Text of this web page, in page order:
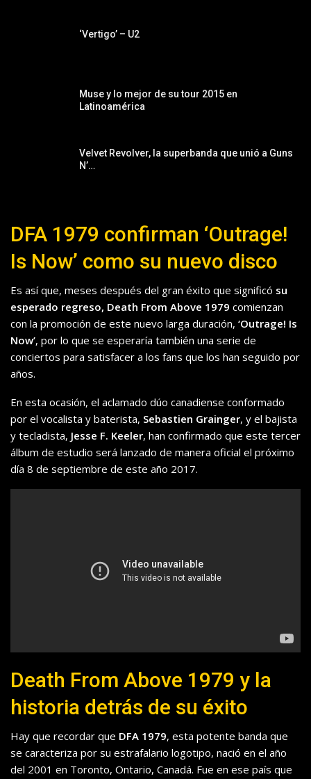
‘Vertigo’ – U2
Muse y lo mejor de su tour 2015 en
Latinoamérica
Velvet Revolver, la superbanda que unió a Guns
N’…
DFA 1979 confirman ‘Outrage!
Is Now’ como su nuevo disco
Es así que, meses después del gran éxito que significó su
esperado regreso, Death From Above 1979 comienzan
con la promoción de este nuevo larga duración, ‘Outrage! Is
Now’, por lo que se esperaría también una serie de
conciertos para satisfacer a los fans que los han seguido por
años.
En esta ocasión, el aclamado dúo canadiense conformado
por el vocalista y baterista, Sebastien Grainger, y el bajista
y tecladista, Jesse F. Keeler, han confirmado que este tercer
álbum de estudio será lanzado de manera oficial el próximo
día 8 de septiembre de este año 2017.
Death From Above 1979 y la
historia detrás de su éxito
Hay que recordar que DFA 1979, esta potente banda que
se caracteriza por su estrafalario logotipo, nació en el año
del 2001 en Toronto, Ontario, Canadá. Fue en ese país que